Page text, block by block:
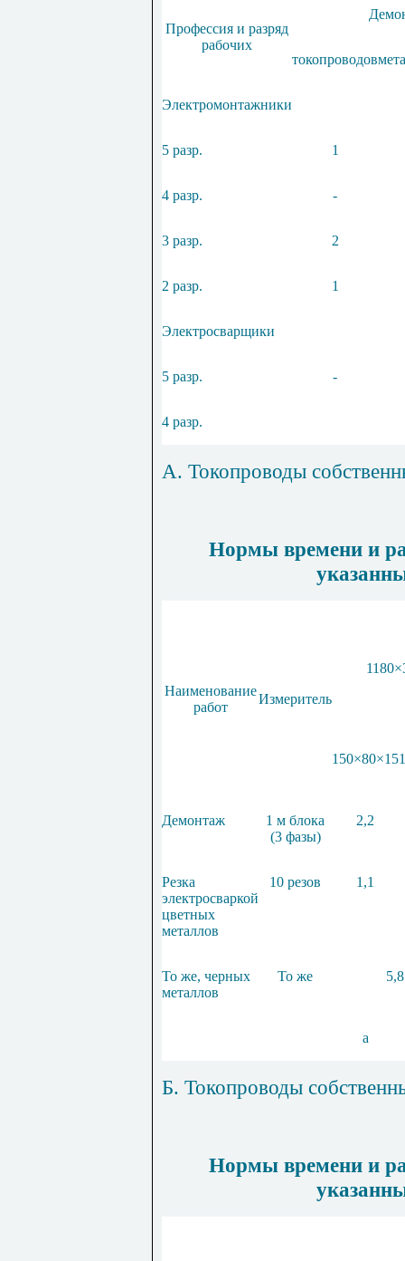
Профессия и разряд
рабочих
токопроводов
Электромонтажники
5 разр. 1
4 разр. -
3 разр. 2
2 разр. 1
Электросварщики
5 разр. -
4 разр.
А. Токопроводы
Нормы времени и
Наименование
работ
Измеритель
1180×
150×80×15
Демонтаж
1 м блока
(3 фазы)
2,2
Резка
электросваркой
цветных
металлов
10 резов 1,1
То же, черных
металлов
То же 5,8
а
Б. Токопроводы
Нормы времени и